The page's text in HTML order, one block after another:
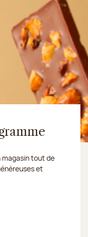
magasin tout de
et